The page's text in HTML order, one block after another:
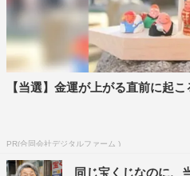
る。
さらに、「俺の人生を語ろ
るクルーザーに招いた矢沢は
ビューに応じ、今の想いを語
【当選】金運が上がる直前に起
PR(合同会社デジタルファーム )
同じ宝くじなのに、